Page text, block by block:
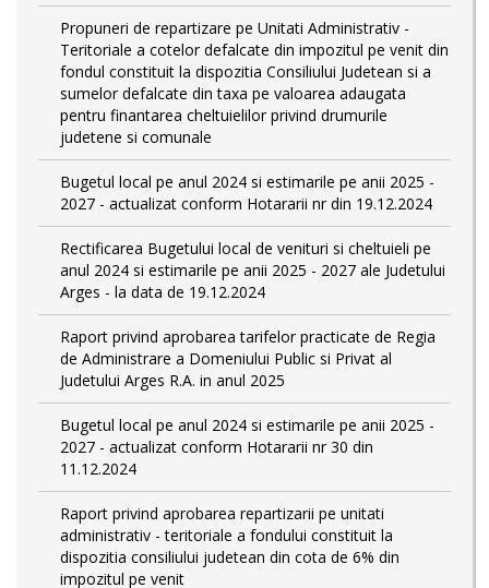
Propuneri de repartizare pe Unitati Administrativ -
Teritoriale a cotelor defalcate din impozitul pe venit din
fondul constituit la dispozitia Consiliului Judetean si a
sumelor defalcate din taxa pe valoarea adaugata
pentru finantarea cheltuielilor privind drumurile
judetene si comunale
Bugetul local pe anul 2024 si estimarile pe anii 2025 -
2027 - actualizat conform Hotararii nr din 19.12.2024
Rectificarea Bugetului local de venituri si cheltuieli pe
anul 2024 si estimarile pe anii 2025 - 2027 ale Judetului
Arges - la data de 19.12.2024
Raport privind aprobarea tarifelor practicate de Regia
de Administrare a Domeniului Public si Privat al
Judetului Arges R.A. in anul 2025
Bugetul local pe anul 2024 si estimarile pe anii 2025 -
2027 - actualizat conform Hotararii nr 30 din
11.12.2024
Raport privind aprobarea repartizarii pe unitati
administrativ - teritoriale a fondului constituit la
dispozitia consiliului judetean din cota de 6% din
impozitul pe venit